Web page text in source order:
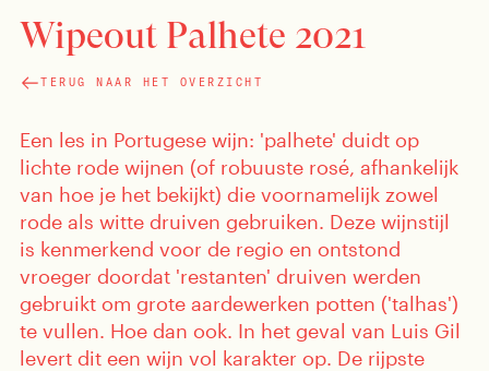
Wipeout Palhete 2021
TERUG NAAR HET OVERZICHT
Een les in Portugese wijn: 'palhete' duidt op
lichte rode wijnen (of robuuste rosé, afhankelijk
van hoe je het bekijkt) die voornamelijk zowel
rode als witte druiven gebruiken. Deze wijnstijl
is kenmerkend voor de regio en ontstond
vroeger doordat 'restanten' druiven werden
gebruikt om grote aardewerken potten ('talhas')
te vullen. Hoe dan ook. In het geval van Luis Gil
levert dit een wijn vol karakter op. De rijpste